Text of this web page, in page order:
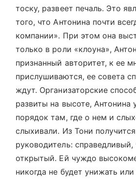
тоску, развеет печаль. Это
того, что Антонина почти
компании». При этом она
только в роли «клоуна»,
признанный авторитет, к ее
прислушиваются, ее совета
ждут. Организаторские
развиты на высоте, Антонина
порядок там, где о нем и
слыхивали. Из Тони
руководитель: справедливый,
открытый. Ей чуждо
никогда не будет унижать